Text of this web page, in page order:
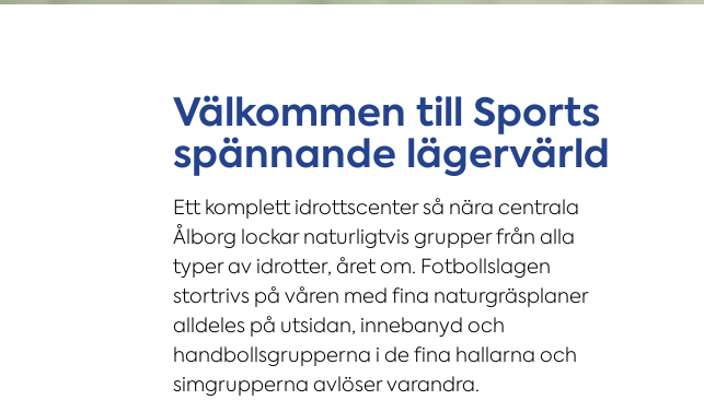
Välkommen till Sports
spännande lägervärld
Ett komplett idrottscenter så nära centrala
Ålborg lockar naturligtvis grupper från alla
typer av idrotter, året om. Fotbollslagen
stortrivs på våren med fina naturgräsplaner
alldeles på utsidan, innebanyd och
handbollsgrupperna i de fina hallarna och
simgrupperna avlöser varandra.